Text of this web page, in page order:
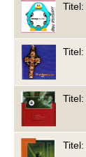
Titel:
Titel:
Titel:
Titel: